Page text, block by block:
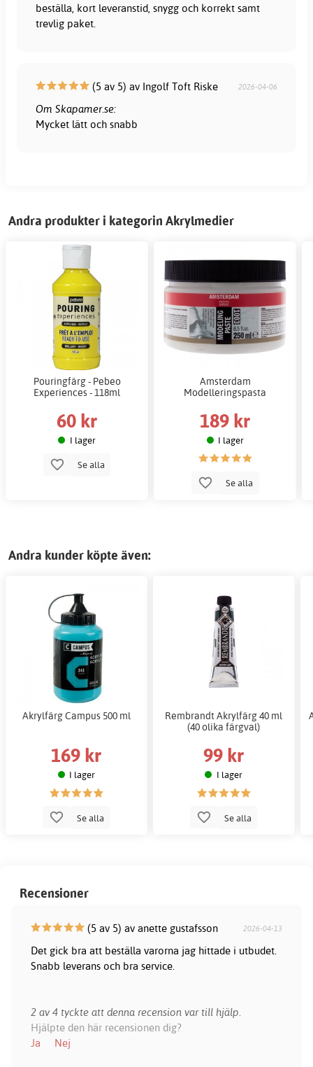
beställa, kort leveranstid, snygg och korrekt samt
trevlig paket.
(5 av 5) av Ingolf Toft Riske 2026-04-06
Om Skapamer.se:
Mycket lätt och snabb
Andra produkter i kategorin Akrylmedier
Pouringfärg - Pebeo
Experiences - 118ml
60 kr
I lager
Se alla
Amsterdam
Modelleringspasta
189 kr
I lager
Se alla
Andra kunder köpte även:
Akrylfärg Campus 500 ml
169 kr
I lager
Se alla
Rembrandt Akrylfärg 40 ml
(40 olika färgval)
99 kr
I lager
Se alla
Recensioner
(5 av 5) av anette gustafsson 2026-04-13
Det gick bra att beställa varorna jag hittade i utbudet.
Snabb leverans och bra service.
2 av 4 tyckte att denna recension var till hjälp.
Hjälpte den här recensionen dig?
Ja
Nej